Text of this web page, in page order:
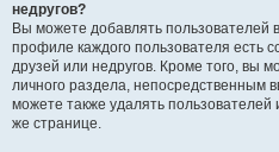
недругов?
Вы можете добавлять пользователей
профиле каждого пользователя есть
друзей или недругов. Кроме того, вы
личного раздела, непосредственным
можете также удалять пользователей
же странице.